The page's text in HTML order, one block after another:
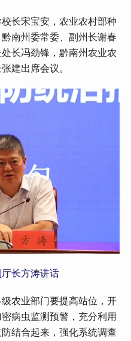
长宋宝安，农业农村部种
南州委常委、副州长谢春
长冯劲锋，黔南州农业农
建出席会议。
长方涛讲话
农业部门要提高站位，开
病虫监测预警，充分利用
结合起来，强化系统调查